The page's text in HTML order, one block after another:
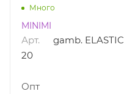
Много
MINIMI
Арт.
gamb. ELASTIC
20
Опт